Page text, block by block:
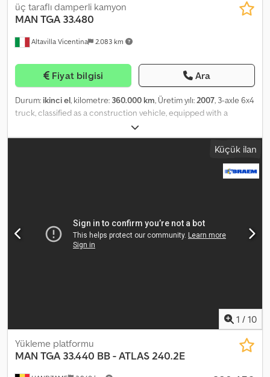
Altavilla Vicentina 2.083 km
üç taraflı damperli kamyon
MAN TGA 33.480
Fiyat bilgisi Ara
Durum: ikinci el, kilometre: 360.000 km, Üretim yılı:2007, 3-axle 6x4
truck, classified as a construction vehicle, equipped with a
Colombo three-way tipper body featuring hydraulically operated
sideboards, tarpaulin cover system, manual gearbox, and trailer
towing capability. Credpfxjy Tyawo Acmsf Note: Please be aware
that the vehicle description is intended as a guideline and may
contain errors or inaccuracies. We therefore invite you to
Küçük ilan
1 / 10
Yükleme platformu
MAN TGA 33.440 BB - ATLAS 240.2E